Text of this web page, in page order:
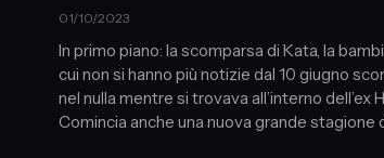
01/10/2023
In primo piano: la scomparsa di Kata, la
cui non si hanno più notizie dal 10 giugno
nel nulla mentre si trovava all’interno dell’ex
Comincia anche una nuova grande stagione